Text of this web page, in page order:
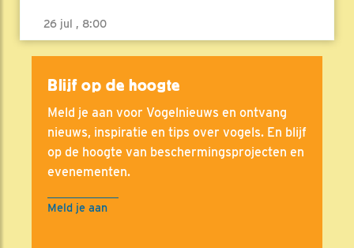
26 jul , 8:00
Blijf op de hoogte
Meld je aan voor Vogelnieuws en ontvang
nieuws, inspiratie en tips over vogels. En blijf
op de hoogte van beschermingsprojecten en
evenementen.
Meld je aan